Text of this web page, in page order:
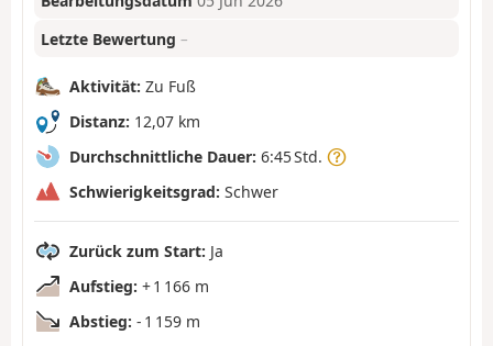
Letzte Bewertung –
Aktivität: Zu Fuß
Distanz: 12,07 km
Durchschnittliche Dauer: 6:45 Std.
Schwierigkeitsgrad: Schwer
Zurück zum Start: Ja
Aufstieg: + 1 166 m
Abstieg: - 1 159 m